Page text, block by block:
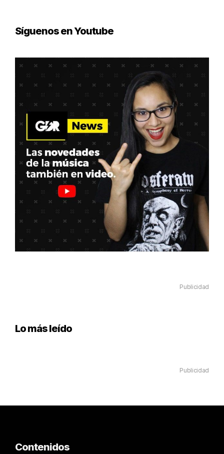
Síguenos en Youtube
Publicidad
Lo más leído
Publicidad
Contenidos